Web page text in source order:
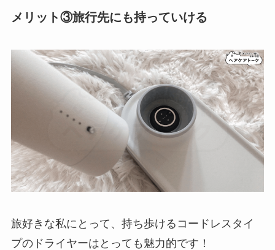
メリット③旅行先にも持っていける
旅好きな私にとって、持ち歩けるコードレスタイ
プのドライヤーはとっても魅力的です！